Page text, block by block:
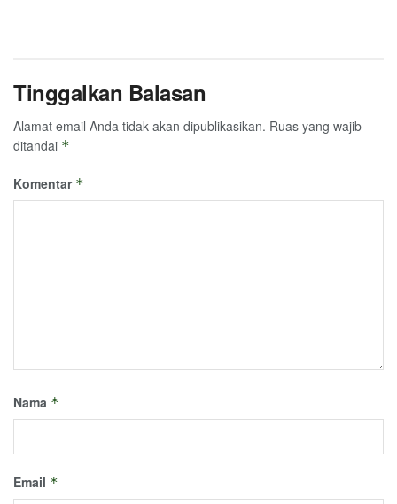
Tinggalkan Balasan
Alamat email Anda tidak akan dipublikasikan. Ruas yang wajib
ditandai *
Komentar *
Nama *
Email *